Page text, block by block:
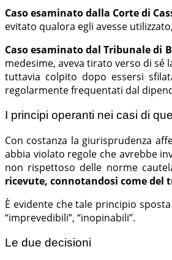
Caso esaminato dalla Corte di
evitato qualora egli avesse
Caso esaminato dal Tribunale di
medesime, aveva tirato verso di sé
tuttavia colpito dopo essersi
regolarmente frequentati dal
I principi operanti nei casi di
Con costanza la giurisprudenza
abbia violato regole che avrebbe
non rispettoso delle norme
ricevute, connotandosi come
È evidente che tale principio
“imprevedibili”, “inopinabili”.
Le due decisioni